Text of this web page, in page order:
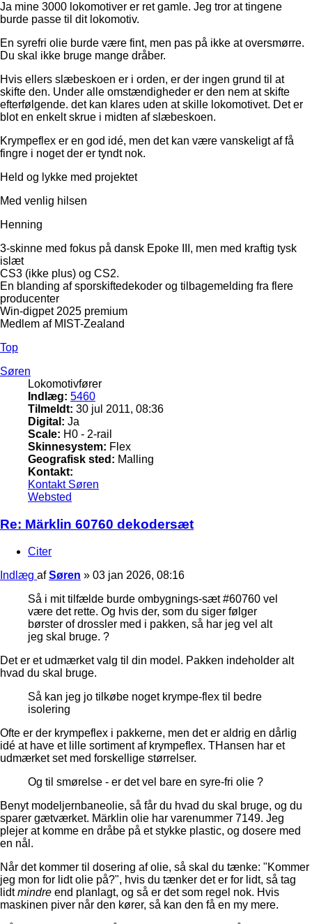
Ja mine 3000 lokomotiver er ret gamle. Jeg tror at tingene
burde passe til dit lokomotiv.
En syrefri olie burde være fint, men pas på ikke at oversmørre.
Du skal ikke bruge mange dråber.
Hvis ellers slæbeskoen er i orden, er der ingen grund til at
skifte den. Under alle omstændigheder er den nem at skifte
efterfølgende. det kan klares uden at skille lokomotivet. Det er
blot en enkelt skrue i midten af slæbeskoen.
Krympeflex er en god idé, men det kan være vanskeligt af få
fingre i noget der er tyndt nok.
Held og lykke med projektet
Med venlig hilsen
Henning
3-skinne med fokus på dansk Epoke III, men med kraftig tysk
islæt
CS3 (ikke plus) og CS2.
En blanding af sporskiftedekoder og tilbagemelding fra flere
producenter
Win-digpet 2025 premium
Medlem af MIST-Zealand
Top
Søren
Lokomotivfører
Indlæg: 5460
Tilmeldt: 30 jul 2011, 08:36
Digital: Ja
Scale: H0 - 2-rail
Skinnesystem: Flex
Geografisk sted: Malling
Kontakt:
Kontakt Søren
Websted
Re: Märklin 60760 dekodersæt
Citer
Indlæg afSøren » 03 jan 2026, 08:16
Så i mit tilfælde burde ombygnings-sæt #60760 vel
være det rette. Og hvis der, som du siger følger
børster of drossler med i pakken, så har jeg vel alt
jeg skal bruge. ?
Det er et udmærket valg til din model. Pakken indeholder alt
hvad du skal bruge.
Så kan jeg jo tilkøbe noget krympe-flex til bedre
isolering
Ofte er der krympeflex i pakkerne, men det er aldrig en dårlig
idé at have et lille sortiment af krympeflex. THansen har et
udmærket set med forskellige størrelser.
Og til smørelse - er det vel bare en syre-fri olie ?
Benyt modeljernbaneolie, så får du hvad du skal bruge, og du
sparer gætværket. Märklin olie har varenummer 7149. Jeg
plejer at komme en dråbe på et stykke plastic, og dosere med
en nål.
Når det kommer til dosering af olie, så skal du tænke: "Kommer
jeg mon for lidt olie på?", hvis du tænker det er for lidt, så tag
lidtmindre end planlagt, og så er det som regel nok. Hvis
maskinen piver når den kører, så kan den få en my mere.